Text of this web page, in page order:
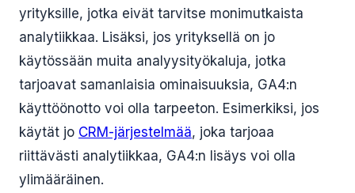
yrityksille, jotka eivät tarvitse monimutkaista
analytiikkaa. Lisäksi, jos yrityksellä on jo
käytössään muita analyysityökaluja, jotka
tarjoavat samanlaisia ominaisuuksia, GA4:n
käyttöönotto voi olla tarpeeton. Esimerkiksi, jos
käytät jo CRM-järjestelmää, joka tarjoaa
riittävästi analytiikkaa, GA4:n lisäys voi olla
ylimääräinen.